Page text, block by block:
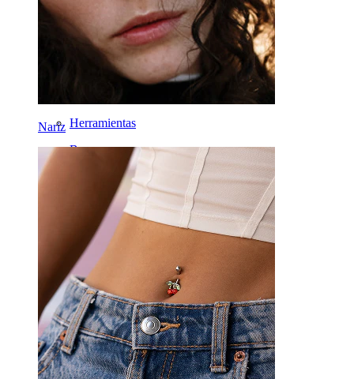
Nariz
Rook
Daith
Herraduras
Herramientas
Bananas